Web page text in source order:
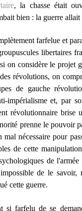
, la chasse était
bien : la guerre allait
farfelue et
libertaires
on considère le projet
révolutions, on
de gauche
impérialisme et, par
révolutionnaire brise
prenne le pouvoir
nécessaire pour
de cette
de l'armée
de le savoir,
cette guerre.
si farfelu de se